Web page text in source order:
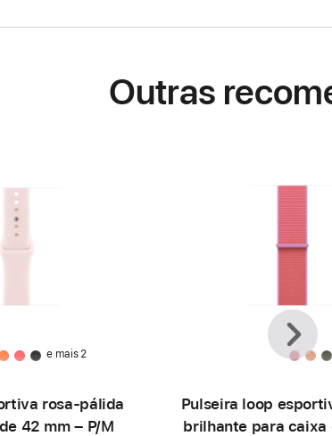
Outras
e mais 2
rosa-pálida
42 mm – P/M
Pulseira loop
brilhante para caixa
Anterior
Seguinte